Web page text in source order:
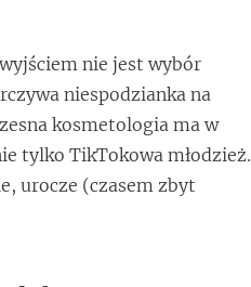
nie jest wybór
niespodzianka na
kosmetologia ma w
tylko TikTokowa młodzież.
urocze (czasem zbyt